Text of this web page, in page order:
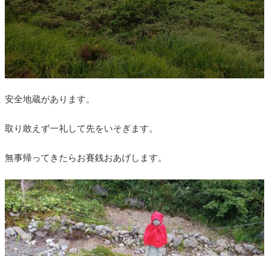
安全地蔵があります。
取り敢えず一礼して先をいそぎます。
無事帰ってきたらお賽銭おあげします。